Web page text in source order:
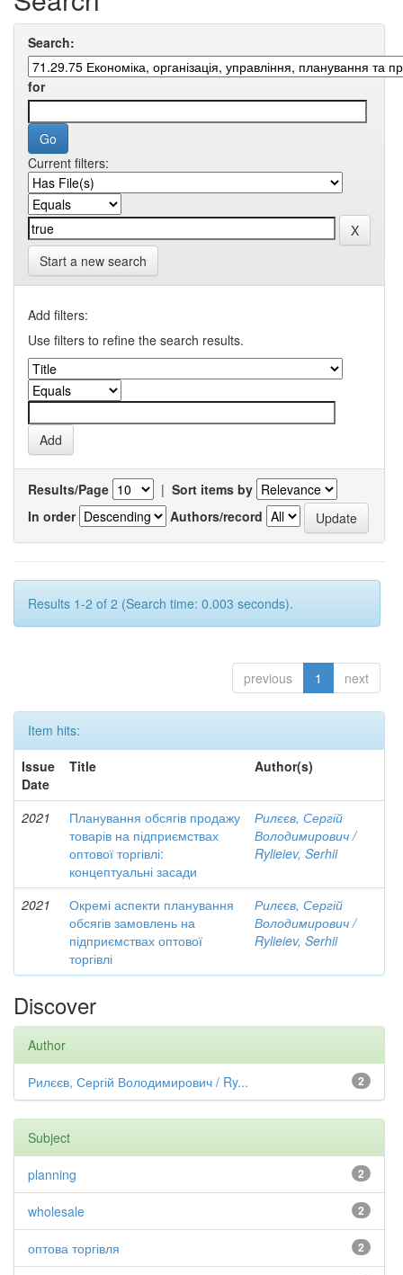
Search:
for
Current filters:
Start a new search
Add filters:
Use filters to refine the search results.
Results/Page | Sort items by
In order
Authors/record
Results 1-2 of 2 (Search time: 0.003 seconds).
previous 1 next
Item hits:
Issue
Date
Title Author(s)
2021
Планування обсягів продажу
товарів на підприємствах
оптової торгівлі:
концептуальні засади
Рилєєв, Сергій
Володимирович /
Rylieiev, Serhii
2021
Окремі аспекти планування
обсягів замовлень на
підприємствах оптової
торгівлі
Рилєєв, Сергій
Володимирович /
Rylieiev, Serhii
Discover
Author
2
Рилєєв, Сергій Володимирович / Ry...
Subject
2
planning
2
wholesale
2
оптова торгівля